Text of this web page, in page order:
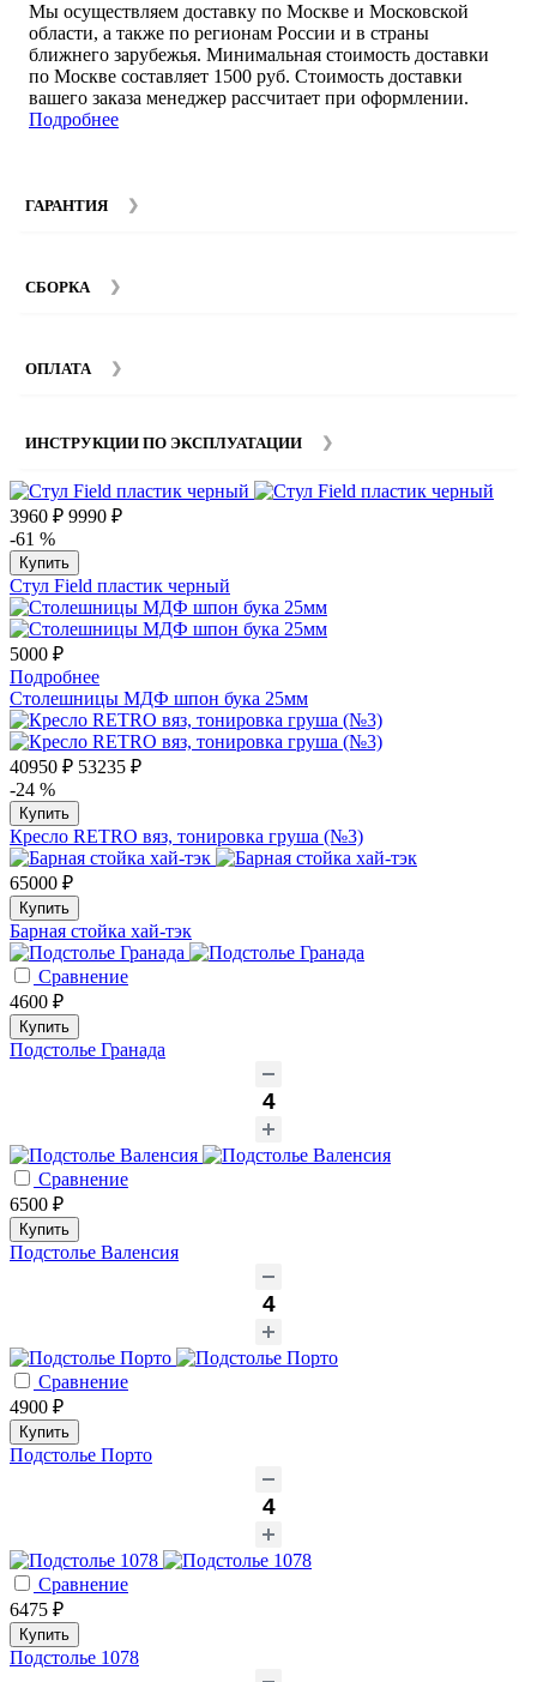
Мы осуществляем доставку по Москве и Московской
области, а также по регионам России и в страны
ближнего зарубежья. Минимальная стоимость доставки
по Москве составляет 1500 руб. Стоимость доставки
вашего заказа менеджер рассчитает при оформлении.
Подробнее
ГАРАНТИЯ
составляет 12 месяцев с момента покупки при
СБОРКА
Стоимость сборки зависит от количества и моделей
ОПЛАТА
ИНСТРУКЦИИ ПО ЭКСПЛУАТАЦИИ
3960 ₽ 9990 ₽
-61 %
Купить
Стул Field пластик черный
5000 ₽
Подробнее
Столешницы МДФ шпон бука 25мм
40950 ₽ 53235 ₽
-24 %
Купить
Кресло RETRO вяз, тонировка груша (№3)
65000 ₽
Купить
Барная стойка хай-тэк
Сравнение
4600 ₽
Купить
Подстолье Гранада
Сравнение
6500 ₽
Купить
Подстолье Валенсия
Сравнение
4900 ₽
Купить
Подстолье Порто
Сравнение
6475 ₽
Купить
Подстолье 1078